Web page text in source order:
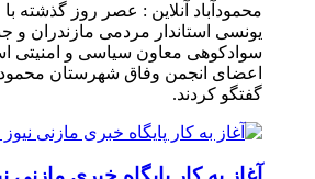
محمودآباد آنلاین : عصر روز گذشته
یونسی استاندار مردمی مازندران
سوادکوهی معاون سیاسی و امنیتی
اعضای انجمن وفاق شهرستان
گفتگو کردند.